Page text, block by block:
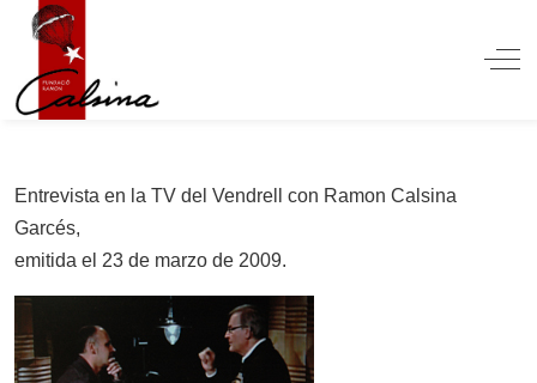
Off-
Entrevista en la TV del Vendrell con Ramon Calsina
Garcés,
emitida el 23 de marzo de 2009.